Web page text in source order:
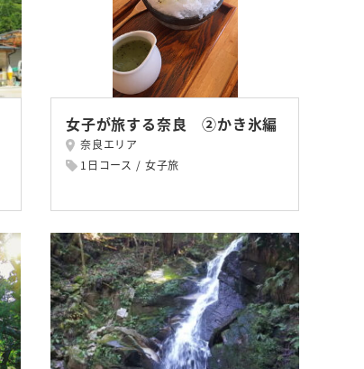
女子が旅する奈良 ②かき氷編
奈良エリア
1日コース
女子旅